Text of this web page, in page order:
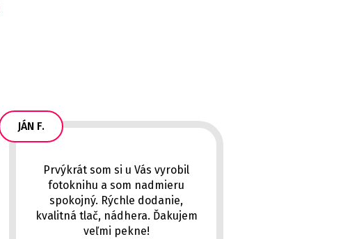
JÁN F.
Prvýkrát som si u Vás vyrobil
fotoknihu a som nadmieru
spokojný. Rýchle dodanie,
kvalitná tlač, nádhera. Ďakujem
veľmi pekne!